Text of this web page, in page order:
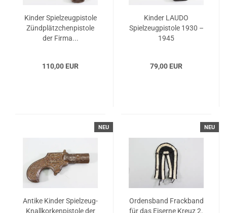
Kinder Spielzeugpistole
Zündplätzchenpistole
der Firma...
110,00 EUR
Kinder LAUDO
Spielzeugpistole 1930 –
1945
79,00 EUR
NEU
Antike Kinder Spielzeug-
Knallkorkenpistole der
NEU
Ordensband Frackband
für das Eiserne Kreuz 2.